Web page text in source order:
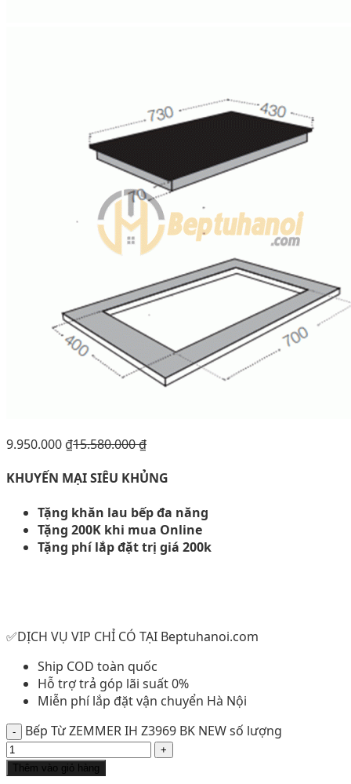
9.950.000 ₫15.580.000₫
KHUYẾN MẠI SIÊU KHỦNG
Tặng khăn lau bếp đa năng
Tặng 200K khi mua Online
Tặng phí lắp đặt trị giá 200k
✅DỊCH VỤ VIP CHỈ CÓ TẠI Beptuhanoi.com
Ship COD toàn quốc
Hỗ trợ trả góp lãi suất 0%
Miễn phí lắp đặt vận chuyển Hà Nội
Bếp Từ ZEMMER IH Z3969 BK NEW số lượng
Thêm vào giỏ hàng